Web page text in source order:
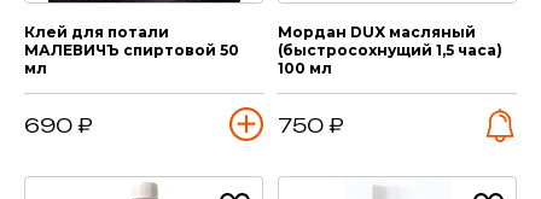
Клей для потали
МАЛЕВИЧЪ спиртовой 50
мл
690 ₽
Мордан DUX масляный
(быстросохнущий 1,5 часа)
100 мл
750 ₽